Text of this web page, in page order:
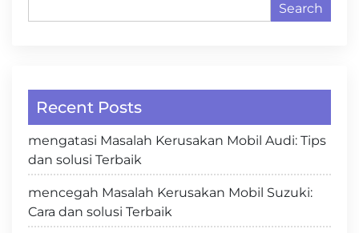
Search
Recent Posts
mengatasi Masalah Kerusakan Mobil Audi: Tips
dan solusi Terbaik
mencegah Masalah Kerusakan Mobil Suzuki:
Cara dan solusi Terbaik